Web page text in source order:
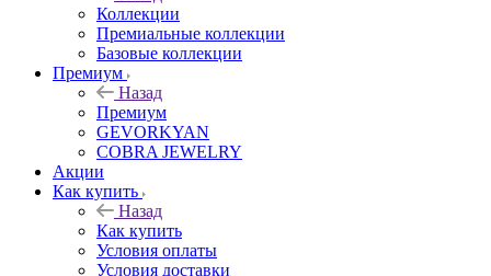
Коллекции
Премиальные коллекции
Базовые коллекции
Премиум
Назад
Премиум
GEVORKYAN
COBRA JEWELRY
Акции
Как купить
Назад
Как купить
Условия оплаты
Условия доставки